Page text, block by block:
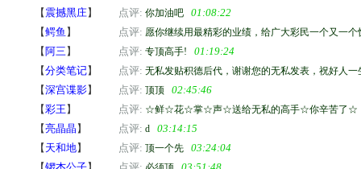
【 震撼黑庄 】 点评: 你加油吧
01:08:22
【鳄鱼 】 点评: 愿你继续用最精彩的业绩，给广大彩民一个又一
【 阿三 】 点评: 专顶高手!
01:19:24
【分类笔记】 点评: 无私发贴积德后代，谢谢您的无私发表，祝好人一
【深宫谍影】 点评: 顶顶
02:45:46
【彩王 】 点评: ☆鲜☆花☆掌☆声☆送给无私的高手☆你辛苦了☆
【亮晶晶 】 点评: d
03:14:15
【 天和地】 点评: 顶一个先
03:24:04